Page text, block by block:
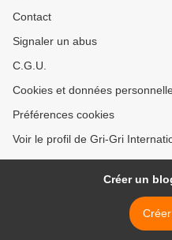
Contact
Signaler un abus
C.G.U.
Cookies et données
Préférences cookies
Voir le profil de Gri-Gri
Créer un